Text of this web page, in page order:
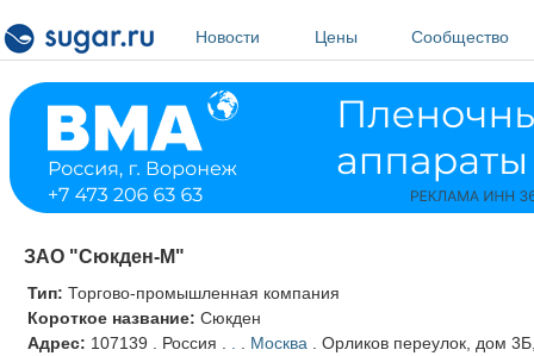
Новости
Цены Сообщество
ЗАО "Сюкден-М"
Тип: Торгово-промышленная компания
Короткое название: Сюкден
Адрес: 107139 Россия Москва
Орликов переулок, дом